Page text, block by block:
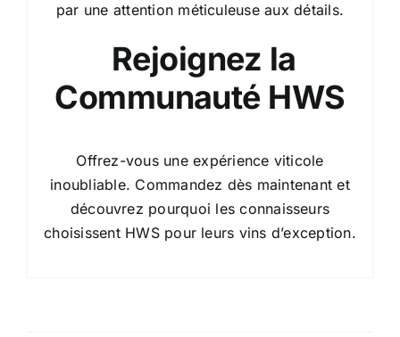
par une attention méticuleuse aux détails.
Rejoignez la
Communauté HWS
Offrez-vous une expérience viticole
inoubliable. Commandez dès maintenant et
découvrez pourquoi les connaisseurs
choisissent HWS pour leurs vins d’exception.